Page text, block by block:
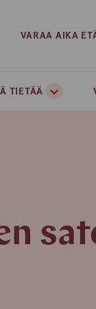
VARAA AIKA
TIETÄÄ